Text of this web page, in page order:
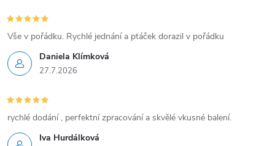
Daniela Klímková
27.7.2026
Vše v pořádku. Rychlé jednání a ptáček dorazil v pořádku
Iva Hurdálková
rychlé dodání , perfektní zpracování a skvělé vkusné balení.